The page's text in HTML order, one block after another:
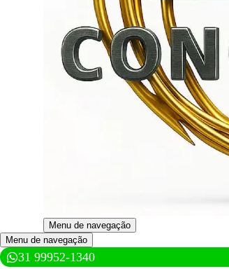
Menu de navegação
Menu de navegação
31 99952-1340